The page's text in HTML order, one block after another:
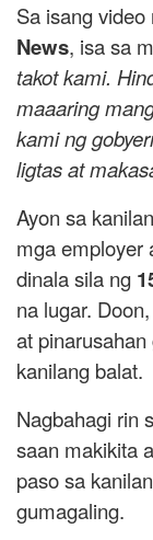
Sa isang
News, isa sa
takot kami.
maaaring
kami ng
ligtas at
Ayon sa
mga employer
dinala sila ng
na lugar.
at
kanilang balat.
Nagbahagi rin
saan makikita
paso sa
gumagaling.